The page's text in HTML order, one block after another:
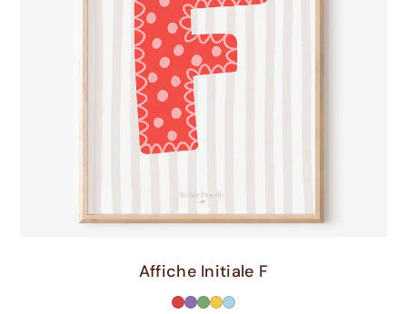
Choix Des Options
Affiche Initiale F